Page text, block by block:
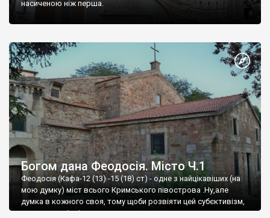
насиченою ніж перша.
Богом дана Феодосія. Місто Ч.1
Феодосія (Кафа-12 (13) -15 (18) ст) - одне з найцікавіших (на
мою думку) міст всього Кримського півострова .Ну,але
думка в кожного своя, тому щоби розвіяти цей субєктивізм,
запрошую відвідати це